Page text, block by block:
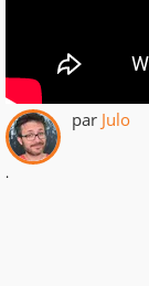
par Julo
.